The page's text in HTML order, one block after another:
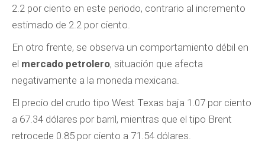
2.2 por ciento en este periodo, contrario al incremento
estimado de 2.2 por ciento.
En otro frente, se observa un comportamiento débil en
el mercado petrolero, situación que afecta
negativamente a la moneda mexicana.
El precio del crudo tipo West Texas baja 1.07 por ciento
a 67.34 dólares por barril, mientras que el tipo Brent
retrocede 0.85 por ciento a 71.54 dólares.